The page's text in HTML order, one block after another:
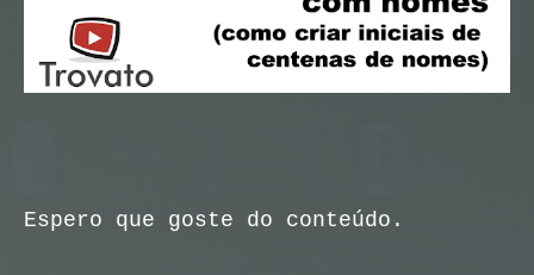
Espero que goste do conteúdo.